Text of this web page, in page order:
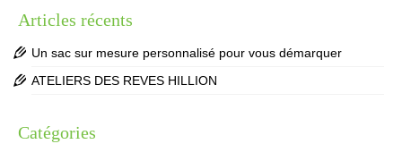
Articles récents
Un sac sur mesure personnalisé pour vous démarquer
ATELIERS DES REVES HILLION
Catégories